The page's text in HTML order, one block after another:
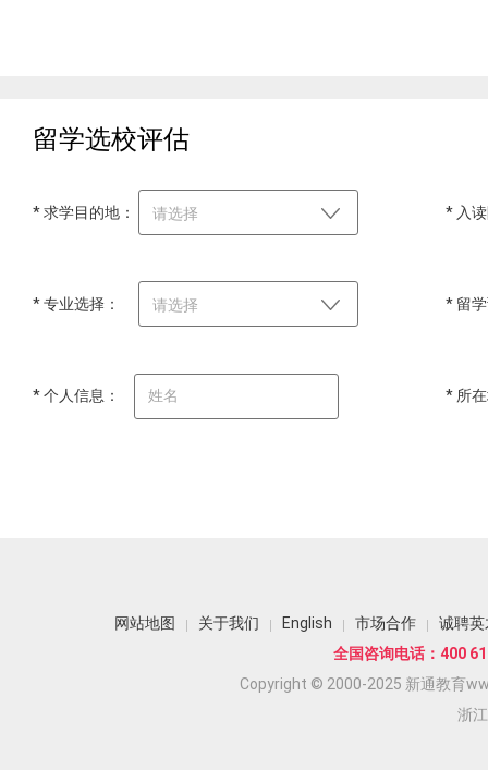
留学选校评估
* 求学目的地： 请选择 * 入
* 专业选择： 请选择 * 留
* 个人信息： * 所
网站地图 关于我们 English 市场合作
诚聘英
全国咨询电话：400
Copyright © 2000-2025 新通教育
浙